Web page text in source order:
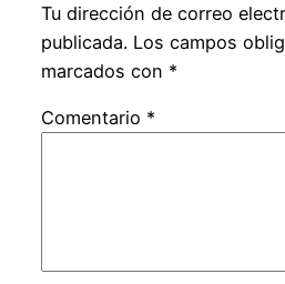
Tu dirección de correo
publicada. Los campos
marcados con *
Comentario *